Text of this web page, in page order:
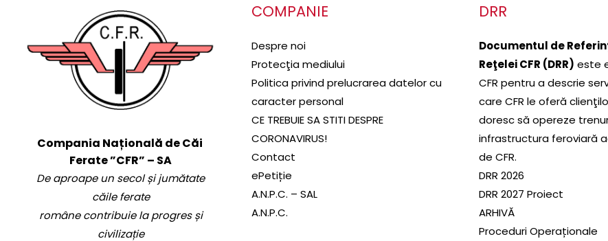
Compania Națională de Căi
Ferate ”CFR” – SA
De aproape un secol și jumătate
căile ferate
române contribuie la progres și
civilizație
COMPANIE
Despre noi
Protecţia mediului
Politica privind prelucrarea datelor cu
caracter personal
CE TREBUIE SA STITI DESPRE
CORONAVIRUS!
Contact
ePetiție
A.N.P.C. – SAL
A.N.P.C.
DRR
Documentul de
Reţelei CFR (DRR) este
CFR pentru a descrie
care CFR le oferă
doresc să opereze
infrastructura feroviară
de CFR.
DRR 2026
DRR 2027 Proiect
ARHIVĂ
Proceduri Operaționale